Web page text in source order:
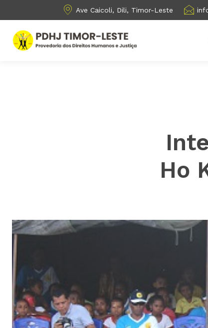
Ave Caicoli, Dili, Timor-Leste
Ho